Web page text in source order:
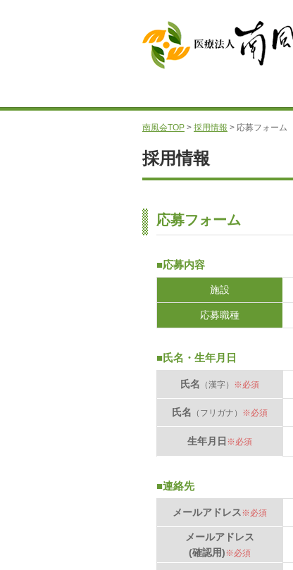
南風会TOP > 採用情報 > 応募フォーム
採用情報
応募フォーム
■応募内容
施設
応募職種
■氏名・生年月日
氏名 （漢字） ※必須
氏名 （フリガナ） ※必須
生年月日 ※必須
■連絡先
メールアドレス※必須
メールアドレス
(確認用)※必須